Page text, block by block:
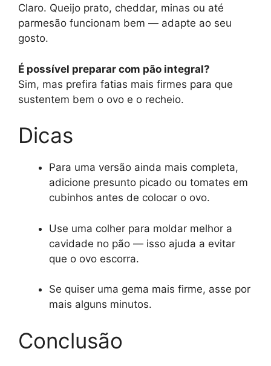
Claro. Queijo prato, cheddar, minas ou até
parmesão funcionam bem — adapte ao seu
gosto.
É possível preparar com pão integral?
Sim, mas prefira fatias mais firmes para que
sustentem bem o ovo e o recheio.
Dicas
Para uma versão ainda mais completa,
adicione presunto picado ou tomates em
cubinhos antes de colocar o ovo.
Use uma colher para moldar melhor a
cavidade no pão — isso ajuda a evitar
que o ovo escorra.
Se quiser uma gema mais firme, asse por
mais alguns minutos.
Conclusão